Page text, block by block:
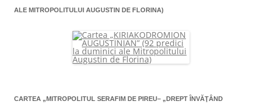
ALE MITROPOLITULUI AUGUSTIN DE FLORINA)
CARTEA „MITROPOLITUL SERAFIM DE PIREU– „DREPT ÎNVĂŢÂND